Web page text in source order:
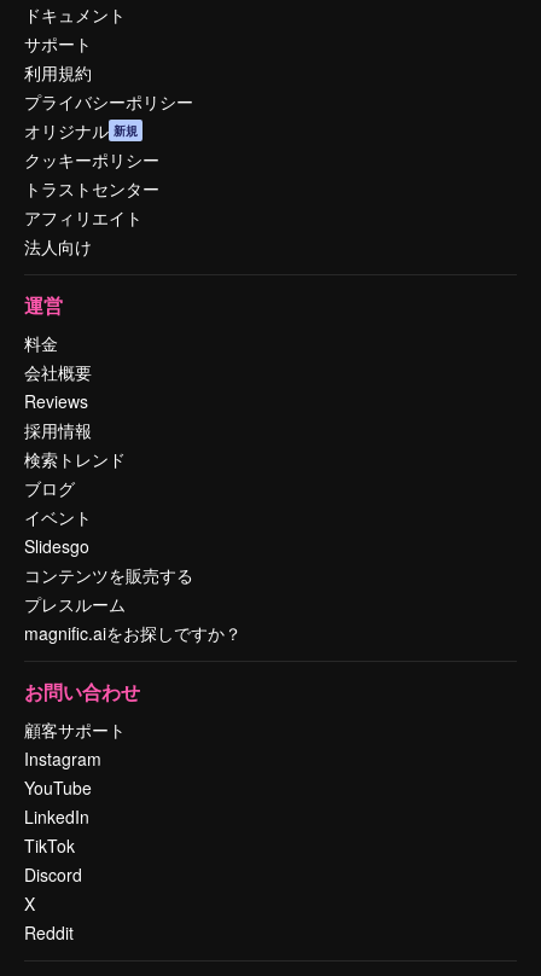
ドキュメント
サポート
利用規約
プライバシーポリシー
オリジナル 新規
クッキーポリシー
トラストセンター
アフィリエイト
法人向け
運営
料金
会社概要
Reviews
採用情報
検索トレンド
ブログ
イベント
Slidesgo
コンテンツを販売する
プレスルーム
magnific.aiをお探しですか？
お問い合わせ
顧客サポート
Instagram
YouTube
LinkedIn
TikTok
Discord
X
Reddit